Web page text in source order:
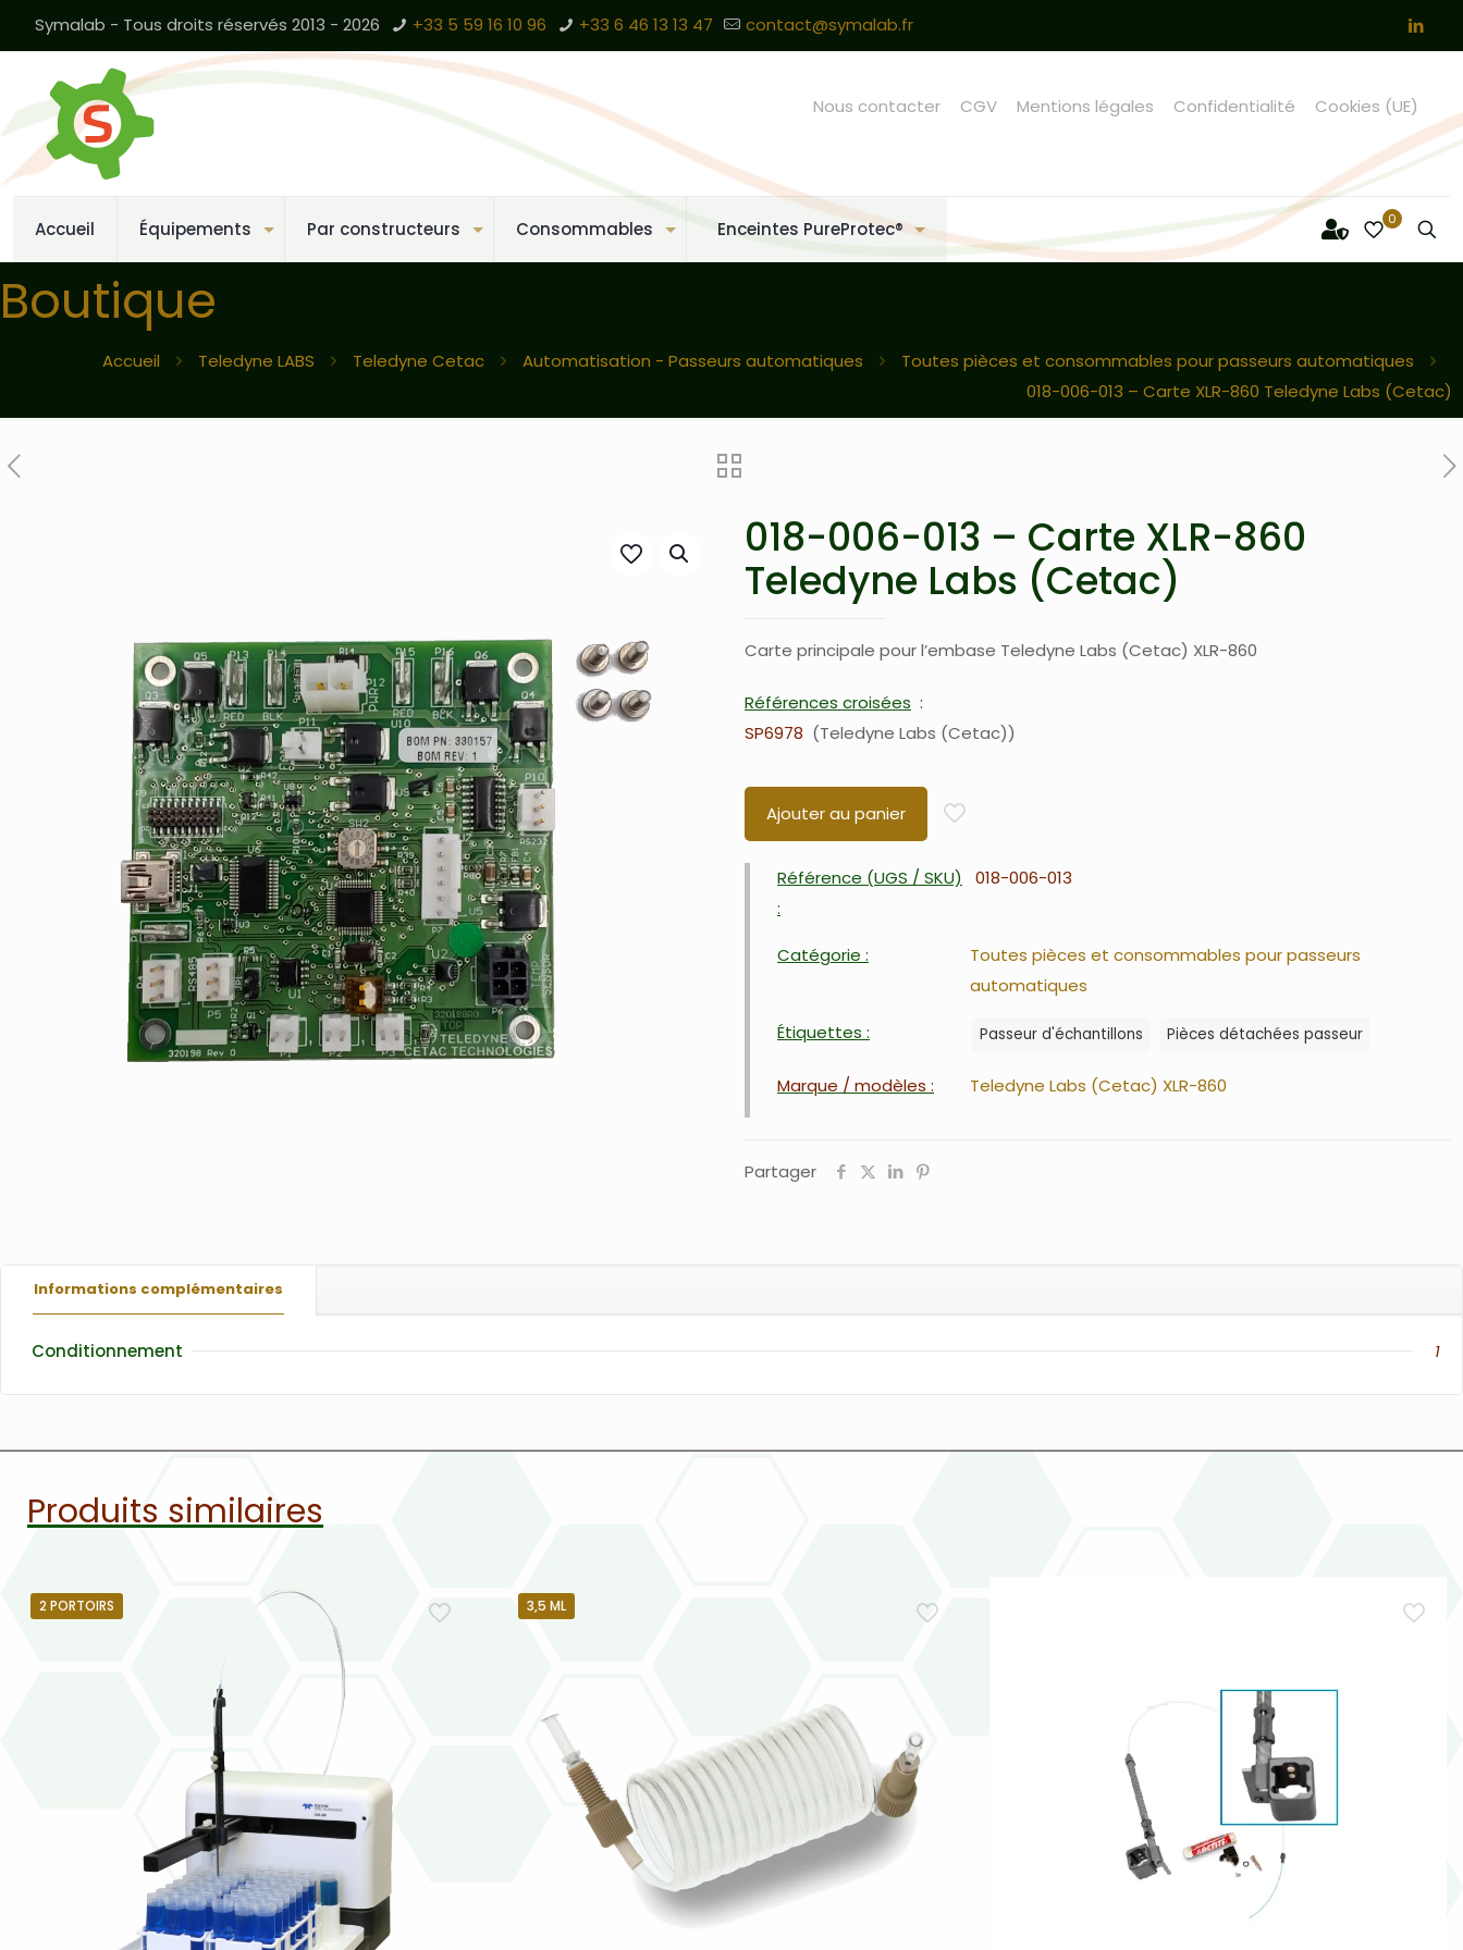
Symalab - Tous droits réservés 2013 - 2026 +33 5 59 16 10 96 +33 6 46 13 13 47 contact@symalab.fr
Accueil Équipements Par constructeurs Consommables Enceintes PureProtec®
Nous contacter CGV Mentions légales Confidentialité Cookies (UE)
0
Boutique
Accueil Teledyne LABS Teledyne Cetac Automatisation - Passeurs automatiques
Toutes pièces et consommables pour passeurs automatiques
018-006-013 – Carte XLR-860 Teledyne Labs (Cetac)
018-006-013 – Carte XLR-860
Teledyne Labs (Cetac)
Carte principale pour l’embase Teledyne Labs (Cetac) XLR-860
Références croisées
SP6978
Teledyne Labs (Cetac)
Ajouter au panier
Référence (UGS / SKU)
:
018-006-013
Catégorie :
Toutes pièces et consommables pour passeurs
automatiques
Étiquettes : Passeur d'échantillons Pièces détachées passeur
Marque / modèles : Teledyne Labs (Cetac) XLR-860
Partager
Informations complémentaires
Conditionnement 1
Produits similaires
2 PORTOIRS 3,5 ML